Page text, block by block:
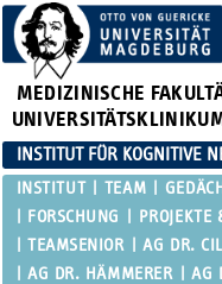
MEDIZINISCHE
INSTITUT FÜR KOGNITIVE
INSTITUT TEAM
FORSCHUNG
PROJEKTE
TEAMSENIOR
AG DR.
AG DR. HÄMMERER
AG